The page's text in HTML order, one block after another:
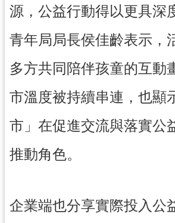
覽
市
政
信
箱
桃
園
市
政
府
私
源，公益行動得以更具深
青年局局長侯佳齡表示，
多方共同陪伴孩童的互動
市溫度被持續串連，也顯
市」在促進交流與落實公
推動角色。
企業端也分享實際投入公